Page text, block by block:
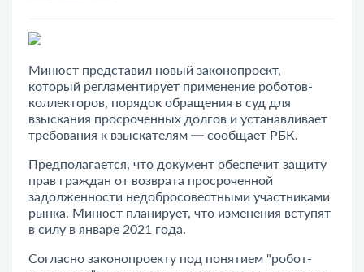
Минюст представил новый законопроект,
который регламентирует применение роботов-
коллекторов, порядок обращения в суд для
взыскания просроченных долгов и устанавливает
требования к взыскателям — сообщает РБК.
Предполагается, что документ обеспечит защиту
прав граждан от возврата просроченной
задолженности недобросовестными участниками
рынка. Минюст планирует, что изменения вступят
в силу в январе 2021 года.
Согласно законопроекту под понятием "робот-